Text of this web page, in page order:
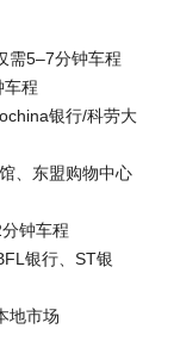
需5–7分钟车程
车程
银行/科劳大
、东盟购物中心
钟车程
银行、ST银
地市场